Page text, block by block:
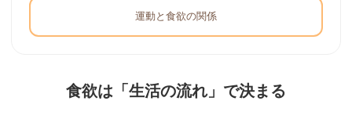
運動と食欲の関係
食欲は「生活の流れ」で決まる